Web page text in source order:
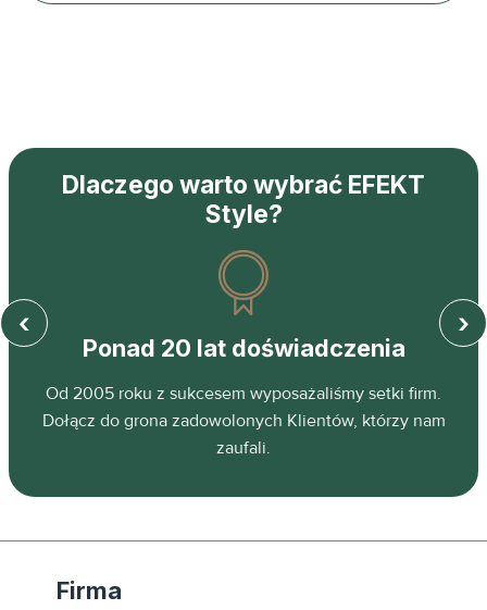
Dlaczego warto wybrać EFEKT
Style?
Ponad 20 lat doświadczenia
Od 2005 roku z sukcesem wyposażaliśmy setki firm.
Dołącz do grona zadowolonych Klientów, którzy nam
zaufali.
‹ ›
Firma